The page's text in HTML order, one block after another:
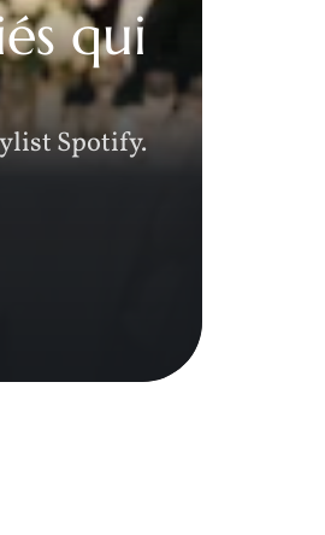
qui
Spotify.